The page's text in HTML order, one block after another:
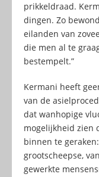
prikkeldraad.
dingen. Zo
eilanden van
die men al te
bestempelt.”
Kermani heeft
van de
dat wanhopige
mogelijkheid zien
binnen te
grootscheepse,
gewerkte